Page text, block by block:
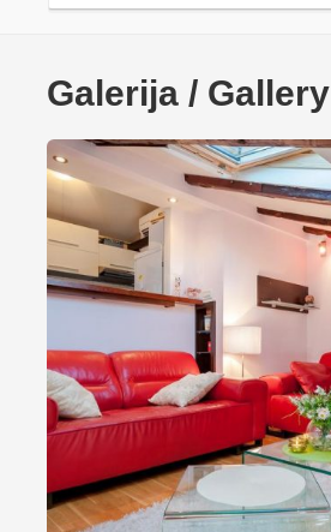
Galerija / Gallery